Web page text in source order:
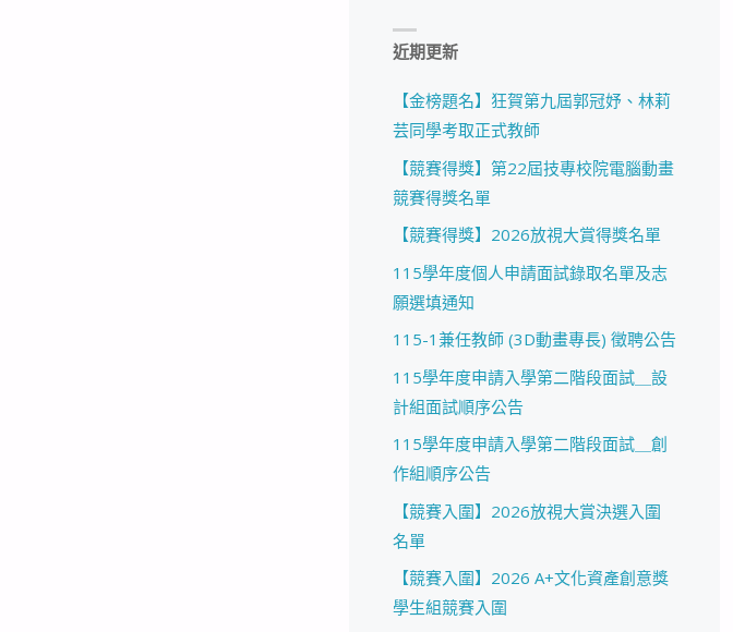
近期更新
【金榜題名】狂賀第九屆郭冠妤、林莉
芸同學考取正式教師
【競賽得獎】第22屆技專校院電腦動畫
競賽得獎名單
【競賽得獎】2026放視大賞得獎名單
115學年度個人申請面試錄取名單及志
願選填通知
115-1兼任教師 (3D動畫專長) 徵聘公告
115學年度申請入學第二階段面試＿設
計組面試順序公告
115學年度申請入學第二階段面試＿創
作組順序公告
【競賽入圍】2026放視大賞決選入圍
名單
【競賽入圍】2026 A+文化資產創意獎
學生組競賽入圍